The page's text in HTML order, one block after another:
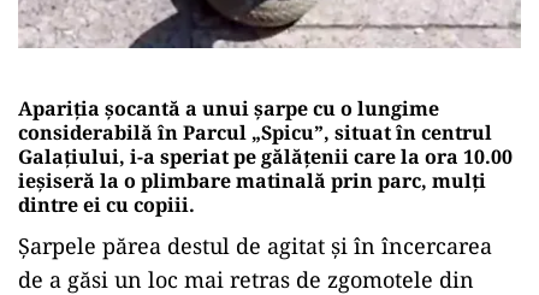
Apariția șocantă a unui șarpe cu o lungime
considerabilă în Parcul „Spicu”, situat în centrul
Galațiului, i-a speriat pe gălățenii care la ora 10.00
ieșiseră la o plimbare matinală prin parc, mulți
dintre ei cu copiii.
Șarpele părea destul de agitat și în încercarea
de a găsi un loc mai retras de zgomotele din